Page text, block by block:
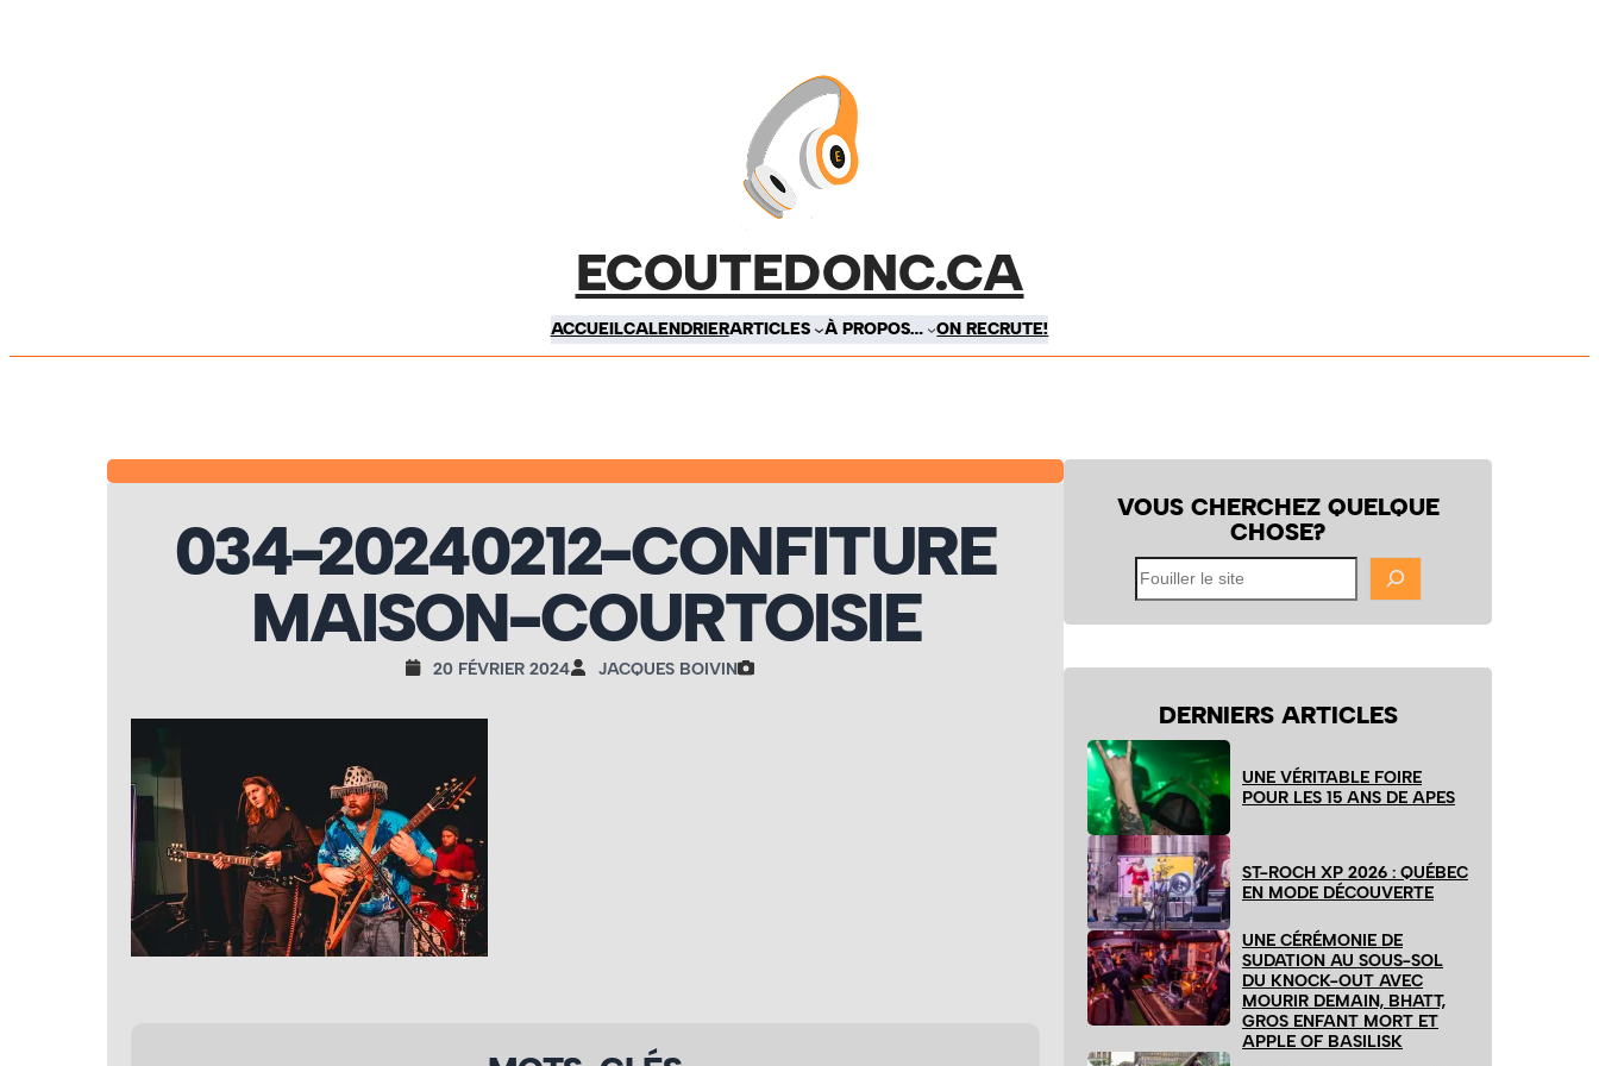
ECOUTEDONC.CA
ACCUEILCALENDRIERARTICLES À PROPOS… ON RECRUTE!
034-20240212-CONFITURE
MAISON-COURTOISIE
20 FÉVRIER 2024 JACQUES BOIVIN
VOUS CHERCHEZ QUELQUE
CHOSE?
Fouiller
le
site
DERNIERS ARTICLES
UNE VÉRITABLE FOIRE
POUR LES 15 ANS DE APES
ST-ROCH XP 2026 : QUÉBEC
EN MODE DÉCOUVERTE
UNE CÉRÉMONIE DE
SUDATION AU SOUS-SOL
DU KNOCK-OUT AVEC
MOURIR DEMAIN, BHATT,
GROS ENFANT MORT ET
APPLE OF BASILISK